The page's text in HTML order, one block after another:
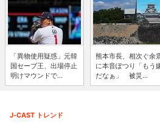
「異物使用疑惑」元韓
国セーブ王、出場停止
明けマウンドで...
熊本市長、相次ぐ余
に本音ぽつり「もう
だなぁ」 被災...
J-CAST トレンド